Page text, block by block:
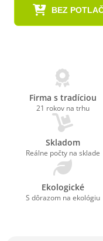
BEZ
Firma s tradíciou
21 rokov na trhu
Skladom
Reálne počty na sklade
Ekologické
S dôrazom na ekológiu